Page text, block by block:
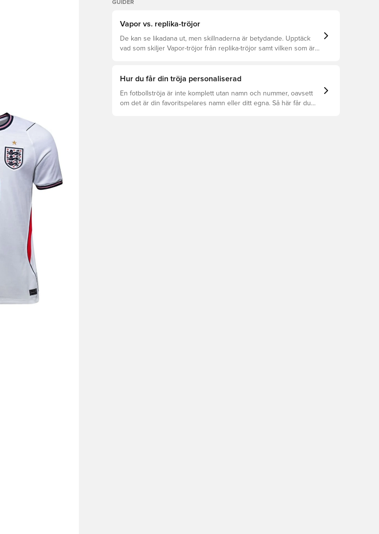
GUIDER
Vapor vs. replika-tröjor
De kan se likadana ut, men skillnaderna är betydande. Upptäck
vad som skiljer Vapor-tröjor från replika-tröjor samt vilken som är
Hur du får din tröja personaliserad
En fotbollströja är inte komplett utan namn och nummer, oavsett
om det är din favoritspelares namn eller ditt egna. Så här får du